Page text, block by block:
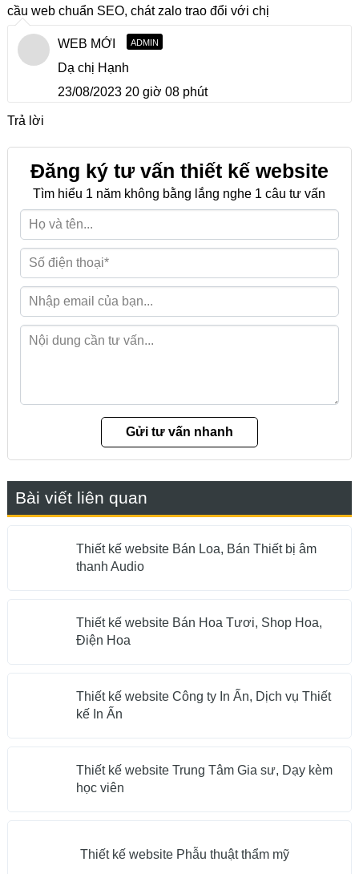
cầu web chuẩn SEO, chát zalo trao đổi với chị
WEB MỚI ADMIN
Dạ chị Hạnh
23/08/2023 20 giờ 08 phút
Trả lời
Đăng ký tư vấn thiết kế website
Tìm hiểu 1 năm không bằng lắng nghe 1 câu tư vấn
Bài viết liên quan
Thiết kế website Bán Loa, Bán Thiết bị âm
thanh Audio
Thiết kế website Bán Hoa Tươi, Shop Hoa,
Điện Hoa
Thiết kế website Công ty In Ấn, Dịch vụ Thiết
kế In Ấn
Thiết kế website Trung Tâm Gia sư, Dạy kèm
học viên
Thiết kế website Phẫu thuật thẩm mỹ